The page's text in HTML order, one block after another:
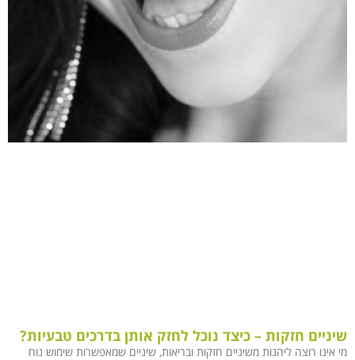
שיניים חזקות – כיצד נוכל לחזק אותן בדרכים טבעיות?
מי אינו רוצה ליהנות משיניים חזקות ובריאות, שיניים שמאפשרות שימוש נוח